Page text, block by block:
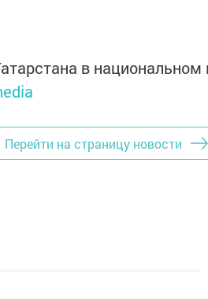
в
Перейти на страницу новости